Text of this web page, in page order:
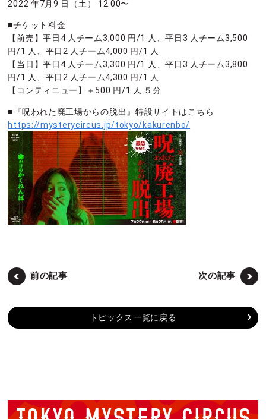
2022 年7月9 日（土） 12:00〜
■チケット料金
【前売】平日4 人チーム3,000 円/1 人、平日3 人チーム3,500
円/1 人、平日2 人チーム4,000 円/1 人
【当日】平日4 人チーム3,300 円/1 人、平日3 人チーム3,800
円/1 人、平日2 人チーム4,300 円/1 人
【コンティニュー】＋500 円/1 人 ５分
■『呪われた廃工場からの脱出』特設サイトはこちら
https://mysterycircus.jp/tokyo/kakurenbo/
前の記事 次の記事
トピックス一覧に戻る